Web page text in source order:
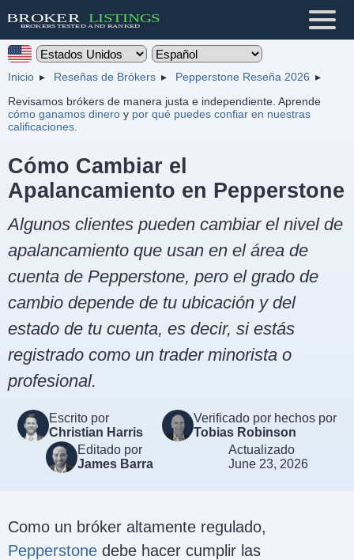
Inicio Reseñas de Brókers
Pepperstone Reseña 2026
Revisamos brókers de manera justa e independiente. Aprende
cómo ganamos dinero y por qué puedes confiar en nuestras
calificaciones
Cómo Cambiar el
Apalancamiento en Pepperstone
Algunos clientes pueden cambiar el nivel de
apalancamiento que usan en el área de
cuenta de Pepperstone, pero el grado de
cambio depende de tu ubicación y del
estado de tu cuenta, es decir, si estás
registrado como un trader minorista o
profesional.
Escrito por
Christian Harris
Verificado por hechos por
Tobias Robinson
Editado por
James Barra
Actualizado
June 23, 2026
Como un bróker altamente regulado,
Pepperstone debe hacer cumplir las